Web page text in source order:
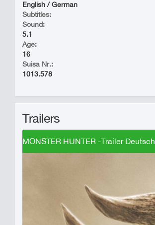
English / German
Subtitles:
Sound:
5.1
Age:
16
Suisa Nr.:
1013.578
Trailers
MONSTER HUNTER -Trailer Deutsch